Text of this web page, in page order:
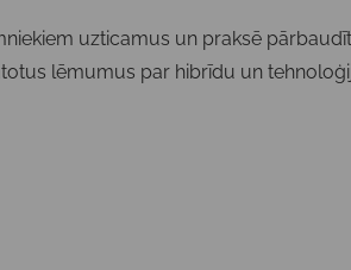
uzticamus un praksē
lēmumus par hibrīdu un